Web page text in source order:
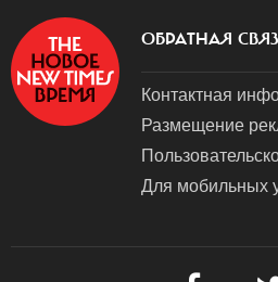
ОБРАТНАЯ
Контактная
Размещение
Для мобильных